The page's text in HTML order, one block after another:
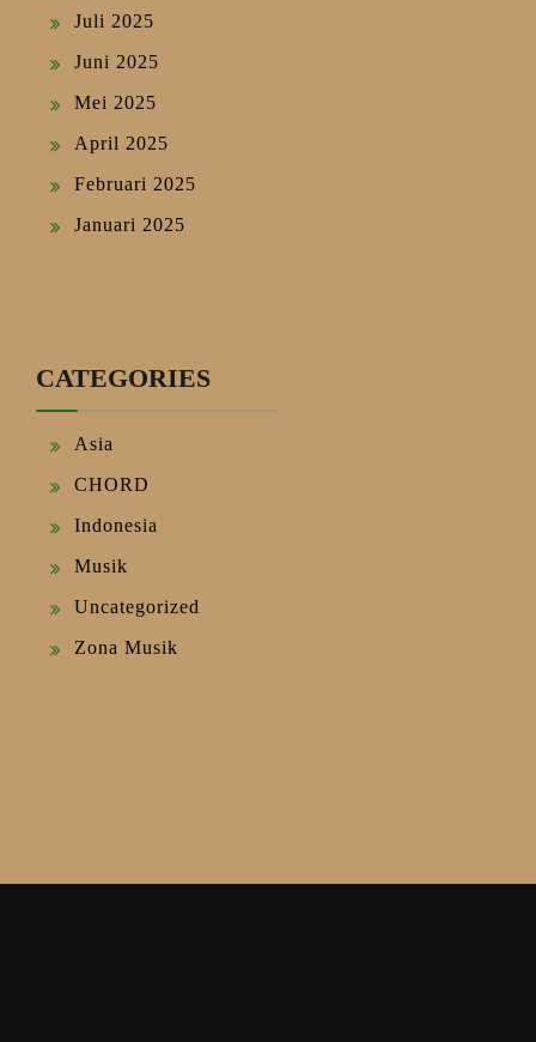
Juli 2025
Juni 2025
Mei 2025
April 2025
Februari 2025
Januari 2025
CATEGORIES
Asia
CHORD
Indonesia
Musik
Uncategorized
Zona Musik